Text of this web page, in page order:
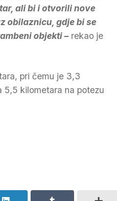
ali bi i otvorili nove
obilaznicu, gdje bi se
objekti – rekao je
pri čemu je 3,3
kilometara na potezu